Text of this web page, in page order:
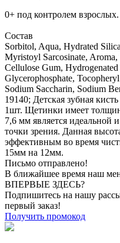
0+ под контролем взрослых.
Состав
Sorbitol, Aqua, Hydrated
Myristoyl Sarcosinate,
Cellulose Gum,
Glycerophosphate,
Sodium Saccharin, Sodium
19140; Детская зубная
1шт. Щетинки имеет
7,6 мм является идеальной
точки зрения. Данная
эффективным во время
15мм на 12мм.
Письмо отправлено!
В ближайшее время наш
ВПЕРВЫЕ ЗДЕСЬ?
Подпишитесь на нашу
первый заказ!
Получить промокод